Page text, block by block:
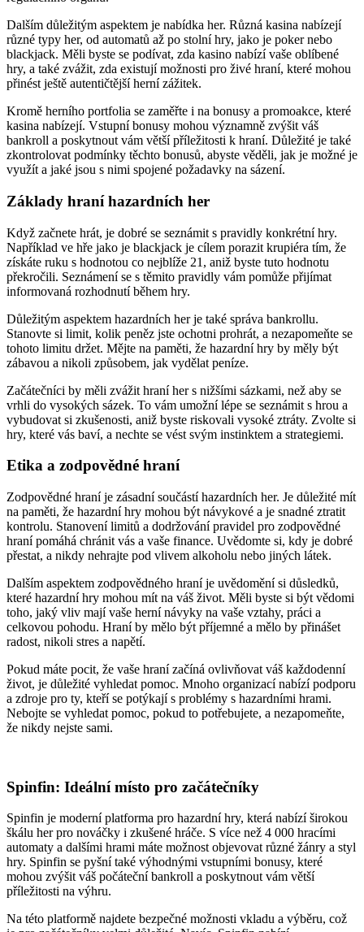
Dalším důležitým aspektem je nabídka her. Různá kasina nabízejí
různé typy her, od automatů až po stolní hry, jako je poker nebo
blackjack. Měli byste se podívat, zda kasino nabízí vaše oblíbené
hry, a také zvážit, zda existují možnosti pro živé hraní, které mohou
přinést ještě autentičtější herní zážitek.
Kromě herního portfolia se zaměřte i na bonusy a promoakce, které
kasina nabízejí. Vstupní bonusy mohou významně zvýšit váš
bankroll a poskytnout vám větší příležitosti k hraní. Důležité je také
zkontrolovat podmínky těchto bonusů, abyste věděli, jak je možné je
využít a jaké jsou s nimi spojené požadavky na sázení.
Základy hraní hazardních her
Když začnete hrát, je dobré se seznámit s pravidly konkrétní hry.
Například ve hře jako je blackjack je cílem porazit krupiéra tím, že
získáte ruku s hodnotou co nejblíže 21, aniž byste tuto hodnotu
překročili. Seznámení se s těmito pravidly vám pomůže přijímat
informovaná rozhodnutí během hry.
Důležitým aspektem hazardních her je také správa bankrollu.
Stanovte si limit, kolik peněz jste ochotni prohrát, a nezapomeňte se
tohoto limitu držet. Mějte na paměti, že hazardní hry by měly být
zábavou a nikoli způsobem, jak vydělat peníze.
Začátečníci by měli zvážit hraní her s nižšími sázkami, než aby se
vrhli do vysokých sázek. To vám umožní lépe se seznámit s hrou a
vybudovat si zkušenosti, aniž byste riskovali vysoké ztráty. Zvolte si
hry, které vás baví, a nechte se vést svým instinktem a strategiemi.
Etika a zodpovědné hraní
Zodpovědné hraní je zásadní součástí hazardních her. Je důležité mít
na paměti, že hazardní hry mohou být návykové a je snadné ztratit
kontrolu. Stanovení limitů a dodržování pravidel pro zodpovědné
hraní pomáhá chránit vás a vaše finance. Uvědomte si, kdy je dobré
přestat, a nikdy nehrajte pod vlivem alkoholu nebo jiných látek.
Dalším aspektem zodpovědného hraní je uvědomění si důsledků,
které hazardní hry mohou mít na váš život. Měli byste si být vědomi
toho, jaký vliv mají vaše herní návyky na vaše vztahy, práci a
celkovou pohodu. Hraní by mělo být příjemné a mělo by přinášet
radost, nikoli stres a napětí.
Pokud máte pocit, že vaše hraní začíná ovlivňovat váš každodenní
život, je důležité vyhledat pomoc. Mnoho organizací nabízí podporu
a zdroje pro ty, kteří se potýkají s problémy s hazardními hrami.
Nebojte se vyhledat pomoc, pokud to potřebujete, a nezapomeňte,
že nikdy nejste sami.
Spinfin: Ideální místo pro začátečníky
Spinfin je moderní platforma pro hazardní hry, která nabízí širokou
škálu her pro nováčky i zkušené hráče. S více než 4 000 hracími
automaty a dalšími hrami máte možnost objevovat různé žánry a styl
hry. Spinfin se pyšní také výhodnými vstupními bonusy, které
mohou zvýšit váš počáteční bankroll a poskytnout vám větší
příležitosti na výhru.
Na této platformě najdete bezpečné možnosti vkladu a výběru, což